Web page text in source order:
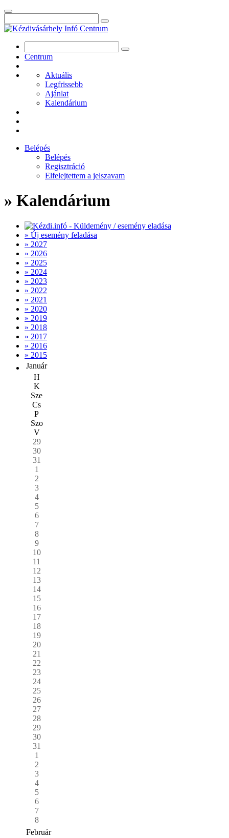
Centrum
Aktuális
Legfrissebb
Ajánlat
Kalendárium
Belépés
Belépés
Regisztráció
Elfelejtettem a jelszavam
» Kalendárium
» Új esemény feladása
» 2027
» 2026
» 2025
» 2024
» 2023
» 2022
» 2021
» 2020
» 2019
» 2018
» 2017
» 2016
» 2015
Január
H
K
Sze
Cs
P
Szo
V
29
30
31
1
2
3
4
5
6
7
8
9
10
11
12
13
14
15
16
17
18
19
20
21
22
23
24
25
26
27
28
29
30
31
1
2
3
4
5
6
7
8
Február